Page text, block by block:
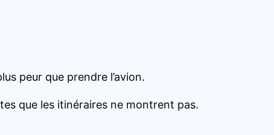
peur que prendre l’avion.
que les itinéraires ne montrent pas.